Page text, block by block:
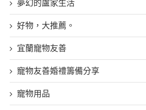
夢幻的盧家生活
好物，大推薦。
宜蘭寵物友善
寵物友善婚禮籌備分享
寵物用品